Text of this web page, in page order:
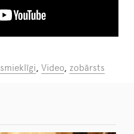
smieklīgi,Video, zobārsts